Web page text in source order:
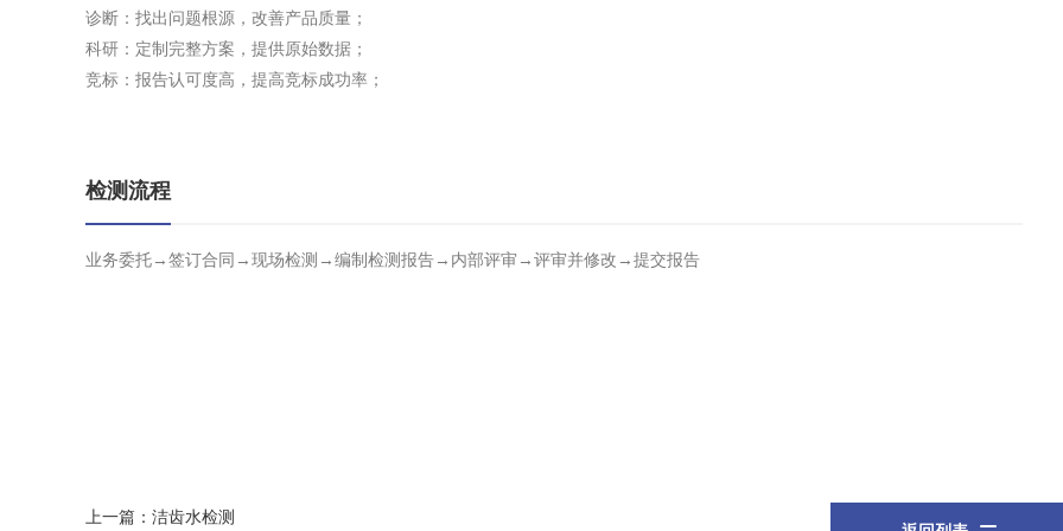
诊断：找出问题根源，改善产品质量；
科研：定制完整方案，提供原始数据；
竞标：报告认可度高，提高竞标成功率；
检测流程
业务委托→签订合同→现场检测→编制检测报告→内部评审→评审并修改→提交报告
上一篇： 洁齿水检测